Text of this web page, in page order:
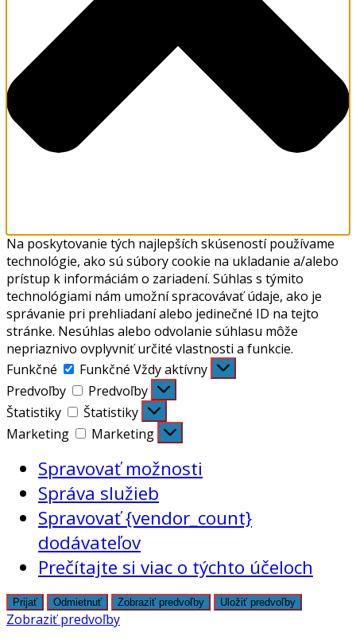
Na poskytovanie tých najlepších skúseností používame
technológie, ako sú súbory cookie na ukladanie a/alebo
prístup k informáciám o zariadení. Súhlas s týmito
technológiami nám umožní spracovávať údaje, ako je
správanie pri prehliadaní alebo jedinečné ID na tejto
stránke. Nesúhlas alebo odvolanie súhlasu môže
nepriaznivo ovplyvniť určité vlastnosti a funkcie.
Funkčné
Funkčné Vždy aktívny
Predvoľby
Predvoľby
Štatistiky
Štatistiky
Marketing
Marketing
Spravovať možnosti
Správa služieb
Spravovať {vendor_count}
dodávateľov
Prečítajte si viac o týchto účeloch
Prijať Odmietnuť Zobraziť predvoľby Uložiť predvoľby
Zobraziť predvoľby